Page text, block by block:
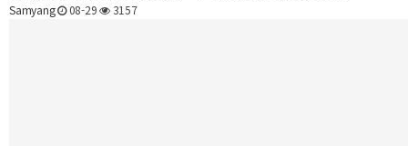
Samyang
08-29 3157